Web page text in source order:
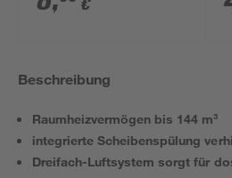
€
Beschreibung
Raumheizvermögen bis 144 m³
integrierte Scheibenspülung
Dreifach-Luftsystem sorgt für